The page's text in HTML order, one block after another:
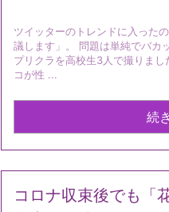
ツイッターのトレンドに入った
議します」。 問題は単純でバカ
プリクラを高校生3人で撮りま
コが性 ...
続
コロナ収束後でも「